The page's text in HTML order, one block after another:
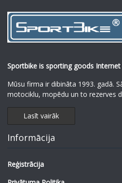
Sportbike is sporting goods
Mūsu firma ir dibināta 1993. gadā.
motociklu, mopēdu un to rezerves
Lasīt vairāk
Informācija
Reģistrācija